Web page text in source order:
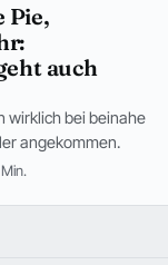
Pie,
auch
wirklich bei beinahe
angekommen.